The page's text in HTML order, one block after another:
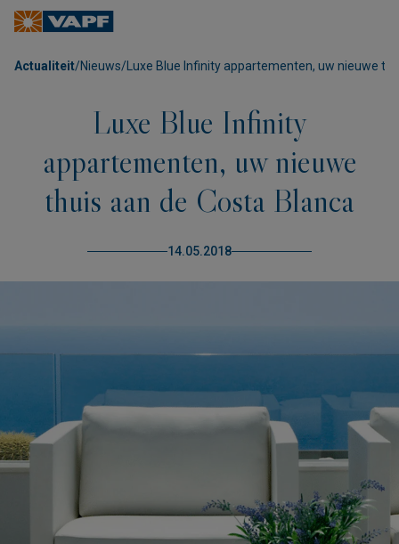
Actualiteit/Nieuws/ Luxe Blue Infinity appartementen, uw nieuwe
Luxe Blue Infinity
appartementen, uw nieuwe
thuis aan de Costa Blanca
14.05.2018